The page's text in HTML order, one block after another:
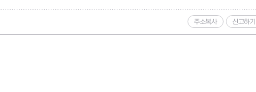
주소복사 신고하기